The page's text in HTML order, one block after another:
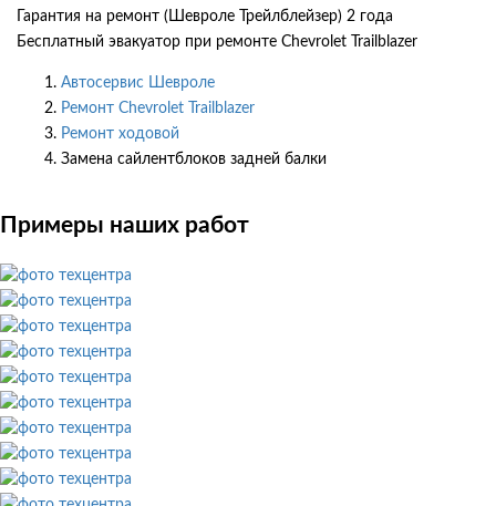
Гарантия на ремонт (Шевроле Трейлблейзер) 2 года
Бесплатный эвакуатор при ремонте Chevrolet Trailblazer
Автосервис Шевроле
Ремонт Chevrolet Trailblazer
Ремонт ходовой
Замена сайлентблоков задней балки
Примеры наших работ